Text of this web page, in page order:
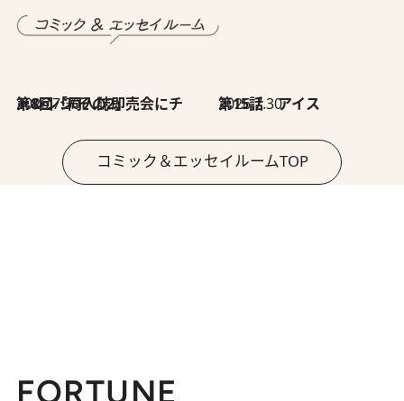
2026.7.30
第8回「同人誌即売会にチャレンジ その2」 2026.7.30
第15話 アイス
コミック＆エッセイルームTOP
FORTUNE